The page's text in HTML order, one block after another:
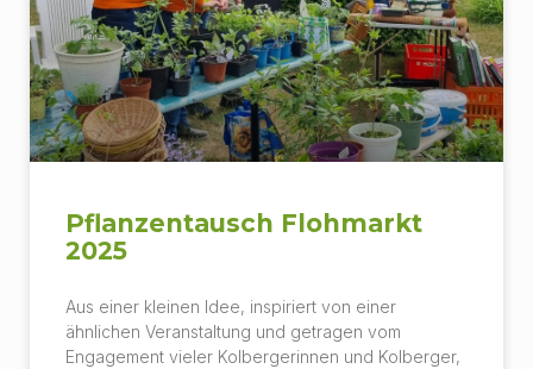
Pflanzentausch Flohmarkt
2025
Aus einer kleinen Idee, inspiriert von einer
ähnlichen Veranstaltung und getragen vom
Engagement vieler Kolbergerinnen und Kolberger,